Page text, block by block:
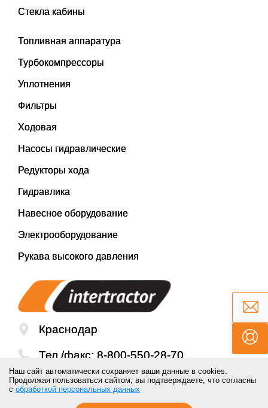
Стекла кабины
Топливная аппаратура
Турбокомпрессоры
Уплотнения
Фильтры
Ходовая
Насосы гидравлические
Редукторы хода
Гидравлика
Навесное оборудование
Электрооборудование
Рукава высокого давления
Краснодар
Тел./факс: 8-800-550-28-70
Email:mail@inter-tractor.ru
Наш сайт автоматически сохраняет ваши данные в cookies.
Продолжая пользоваться сайтом, вы подтверждаете, что согласны
с обработкой персональных данных